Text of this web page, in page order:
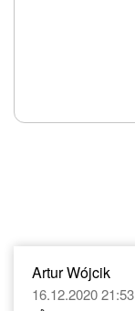
Artur Wójcik
16.12.2020 21:53